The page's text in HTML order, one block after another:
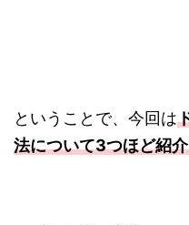
ということで、今回は
法について3つほど紹